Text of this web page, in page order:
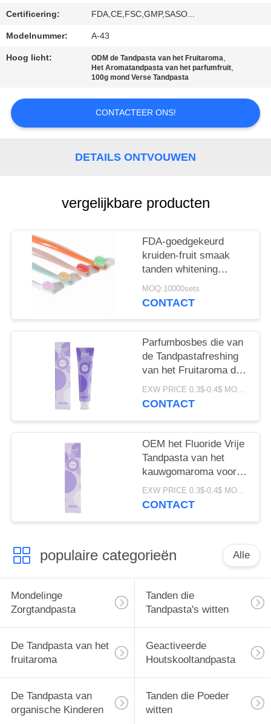
VERZOEK
OM
EEN
SITEMAP
Certificering: FDA,CE,FSC,GMP,SASO...
Modelnummer: A-43
Hoog licht: ODM de Tandpasta van het Fruitaroma,
Het Aromatandpasta van het parfumfruit,
100g mond Verse Tandpasta
CONTACTEER ONS!
DETAILS ONTVOUWEN
vergelijkbare producten
FDA-goedgekeurd
kruiden-fruit smaak
tanden whitening
tandpasta voor alle
leeftijden
MOQ:10000sets
CONTACT
Parfumbosbes die van
de Tandpastafreshing
van het Fruitaroma de
Adem 100G witten
EXW PRICE 0.3$-0.4$ MOQ:500pcs-30000pcs
CONTACT
OEM het Fluoride Vrije
Tandpasta van het
kauwgomaroma voor
Gevoelige Tanden
EXW PRICE 0.3$-0.4$ MOQ:500pcs-30000pcs
CONTACT
populaire categorieën Alle
Mondelinge
Zorgtandpasta
Tanden die
Tandpasta's witten
De Tandpasta van het
fruitaroma
Geactiveerde
Houtskooltandpasta
De Tandpasta van
organische Kinderen
Tanden die Poeder
witten